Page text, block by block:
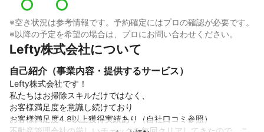
※空き状況は参考情報です。予約確定にはプロの確認が必要です。
※以降の予定を希望の場合は、プロにお問い合わせください。
Lefty株式会社について
自己紹介（事業内容・提供するサービス）
Lefty株式会社です！
私たちはお掃除スキルだけではなく、
お客様満足度を意識し続けており
お客様満足度4.8以上獲得実績あり（自社口コミ参照）